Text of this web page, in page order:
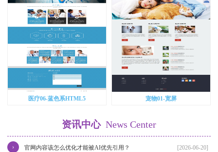
医疗06-蓝色系HTML5 宠物01-宽屏
资讯中心 News Center
[2026-06-20]
官网内容该怎么优化才能被AI优先引用？
›